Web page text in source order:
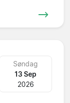
Søndag
13 Sep
2026